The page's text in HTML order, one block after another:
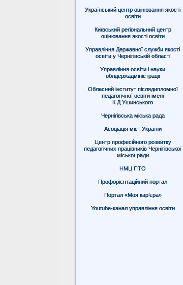
Український центр оцінювання якості
освіти
Київський регіональний центр
оцінювання якості освіти
Управління Державної служби якості
освіти у Чернігівській області
Управління освіти і науки
облдержадміністрації
Обласний інститут післядипломної
педагогічної освіти імені
К.Д.Ушинського
Чернігівська міська рада
Асоціація міст України
Центр професійного розвитку
педагогічних працівників Чернігівської
міської ради
НМЦ ПТО
Профорієнтаційний портал
Портал «Моя кар’єра»
Youtube-канал управління освіти